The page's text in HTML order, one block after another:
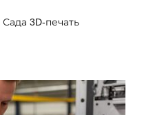
3D-печать